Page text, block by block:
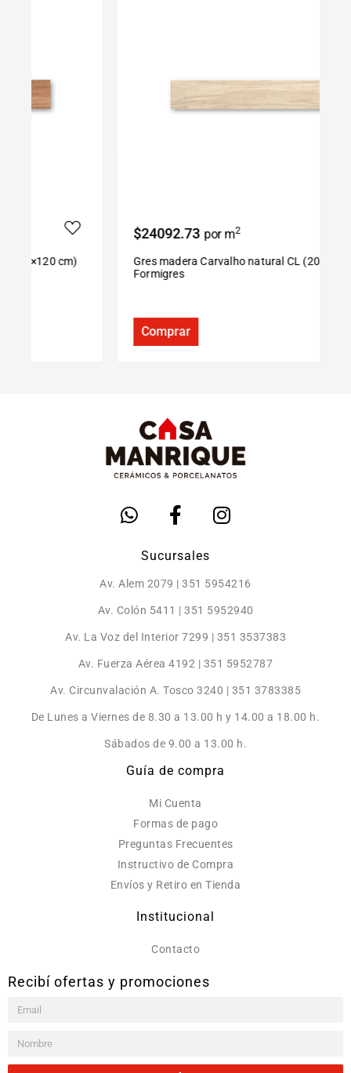
$24092.73 por m2
Gres madera Carvalho natural CL (20×120 cm)
Sucursales
Av. Alem 2079 | 351 5954216
Av. Colón 5411 | 351 5952940
Av. La Voz del Interior 7299 | 351 3537383
Av. Fuerza Aérea 4192 | 351 5952787
Av. Circunvalación A. Tosco 3240 | 351 3783385
De Lunes a Viernes de 8.30 a 13.00 h y 14.00 a 18.00 h.
Sábados de 9.00 a 13.00 h.
Guía de compra
Mi Cuenta
Formas de pago
Preguntas Frecuentes
Instructivo de Compra
Envíos y Retiro en Tienda
Institucional
Contacto
Recibí ofertas y promociones